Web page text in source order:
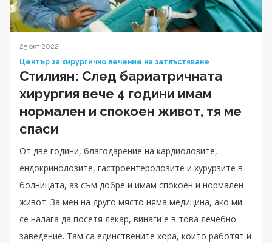
25 окт 2022
Център за хирургично лечение на затлъстяване
Стилиян: След бариатричната
хирургия вече 4 години имам
нормален и спокоен живот, тя ме
спаси
От две години, благодарение на кардиолозите,
ендокринолозите, гастроентеролозите и хурурзите в
болницата, аз съм добре и имам спокоен и нормален
живот. За мен на друго място няма медицина, ако ми
се налага да посетя лекар, винаги е в това лечебно
заведение. Там са единствените хора, които работят и